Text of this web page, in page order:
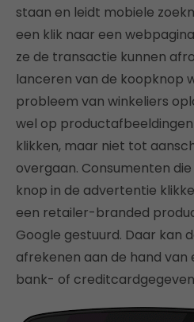
staan en leidt mobiele
een klik naar een
ze de transactie kunnen
lanceren van de koopknop
probleem van winkeliers
wel op
klikken, maar niet tot
overgaan. Consumenten die
knop in de advertentie
een retailer-branded
Google gestuurd. Daar kan
afrekenen aan de hand
bank- of